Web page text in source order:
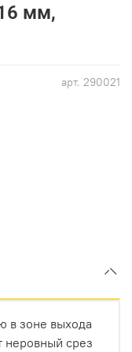
арт. 290021
мм,
в зоне выхода
неровный срез